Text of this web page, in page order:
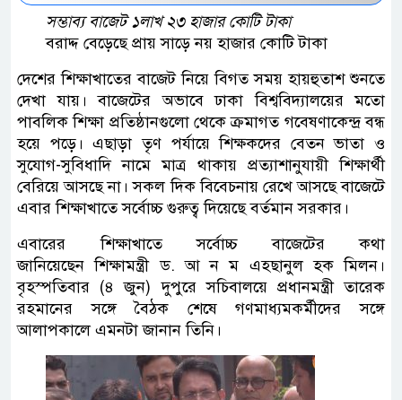
সম্ভাব্য বাজেট ১লাখ ২৩ হাজার কোটি টাকা
বরাদ্দ বেড়েছে প্রায় সাড়ে নয় হাজার কোটি টাকা
দেশের শিক্ষাখাতের বাজেট নিয়ে বিগত সময় হায়হুতাশ শুনতে
দেখা যায়। বাজেটের অভাবে ঢাকা বিশ্ববিদ্যালয়ের মতো
পাবলিক শিক্ষা প্রতিষ্ঠানগুলো থেকে ক্রমাগত গবেষণাকেন্দ্র বন্ধ
হয়ে পড়ে। এছাড়া তৃণ পর্যায়ে শিক্ষকদের বেতন ভাতা ও
সুযোগ-সুবিধাদি নামে মাত্র থাকায় প্রত্যাশানুযায়ী শিক্ষার্থী
বেরিয়ে আসছে না। সকল দিক বিবেচনায় রেখে আসছে বাজেটে
এবার শিক্ষাখাতে সর্বোচ্চ গুরুত্ব দিয়েছে বর্তমান সরকার।
এবারের শিক্ষাখাতে সর্বোচ্চ বাজেটের কথা
জানিয়েছেন শিক্ষামন্ত্রী ড. আ ন ম এহছানুল হক মিলন।
বৃহস্পতিবার (৪ জুন) দুপুরে সচিবালয়ে প্রধানমন্ত্রী তারেক
রহমানের সঙ্গে বৈঠক শেষে গণমাধ্যমকর্মীদের সঙ্গে
আলাপকালে এমনটা জানান তিনি।